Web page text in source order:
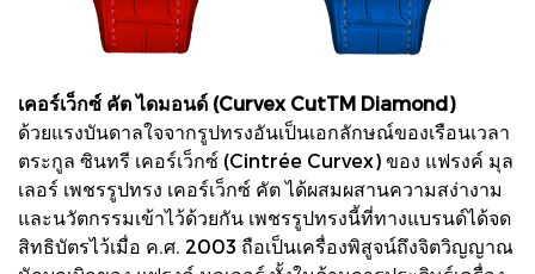
เคอร์เว็กซ์ คัต ไดมอนด์ (Curvex CutTM Diamond)
ด้วยแรงบันดาลใจจากรูปทรงอันเป็นเอกลักษณ์ของเรือนเวลา
ตระกูล ซินทรี เคอร์เว็กซ์ (Cintrée Curvex) ของ แฟรงค์ มุล
เลอร์ เพชรรูปทรง เคอร์เว็กซ์ คัต ได้ผสมผสานความสง่างาม
และนวัตกรรมเข้าไว้ด้วยกัน เพชรรูปทรงนี้ที่ทางแบรนด์ได้จด
สิทธิบัตรไว้เมื่อ ค.ศ. 2003 ถือเป็นเครื่องพิสูจน์ถึงจิตวิญญาณ